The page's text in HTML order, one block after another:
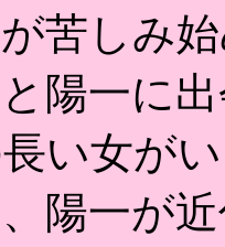
苦しみ
陽一に
い女が
陽一が